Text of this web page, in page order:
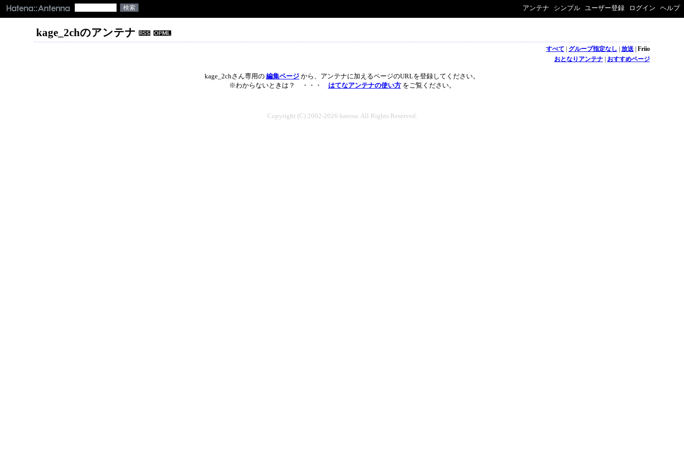
アンテナ シンプル ユーザー登録 ログイン ヘルプ
kage_2chのアンテナ
すべて | グループ指定なし | 放送| Friio
おとなりアンテナ| おすすめページ
kage_2chさん専用の 編集ページ から、アンテナに加えるページのURLを登録してください。
※わからないときは？ ・・・ はてなアンテナの使い方をご覧ください。
Copyright (C) 2002-2026 hatena. All Rights Reserved.